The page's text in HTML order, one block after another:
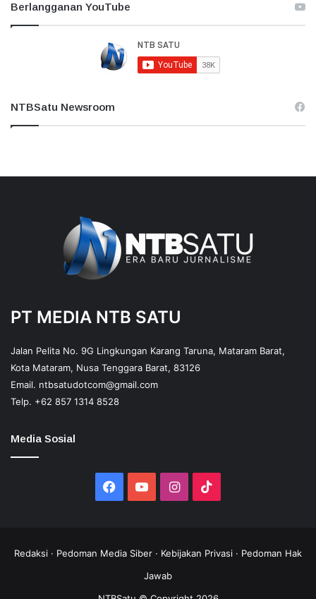
Berlangganan YouTube
NTBSatu Newsroom
PT MEDIA NTB SATU
Jalan Pelita No. 9G Lingkungan Karang Taruna, Mataram Barat,
Kota Mataram, Nusa Tenggara Barat, 83126
Email. ntbsatudotcom@gmail.com
Telp. +62 857 1314 8528
Media Sosial
Facebook
YouTubeInstagram
Redaksi · Pedoman Media Siber · Kebijakan Privasi · Pedoman Hak
Jawab